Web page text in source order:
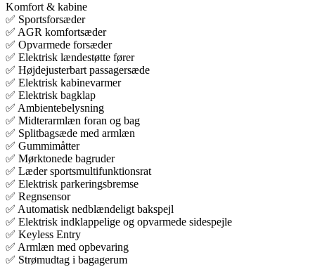
Komfort & kabine
✅ Sportsforsæder
✅ AGR komfortsæder
✅ Opvarmede forsæder
✅ Elektrisk lændestøtte fører
✅ Højdejusterbart passagersæde
✅ Elektrisk kabinevarmer
✅ Elektrisk bagklap
✅ Ambientebelysning
✅ Midterarmlæn foran og bag
✅ Splitbagsæde med armlæn
✅ Gummimåtter
✅ Mørktonede bagruder
✅ Læder sportsmultifunktionsrat
✅ Elektrisk parkeringsbremse
✅ Regnsensor
✅ Automatisk nedblændeligt bakspejl
✅ Elektrisk indklappelige og opvarmede sidespejle
✅ Keyless Entry
✅ Armlæn med opbevaring
✅ Strømudtag i bagagerum